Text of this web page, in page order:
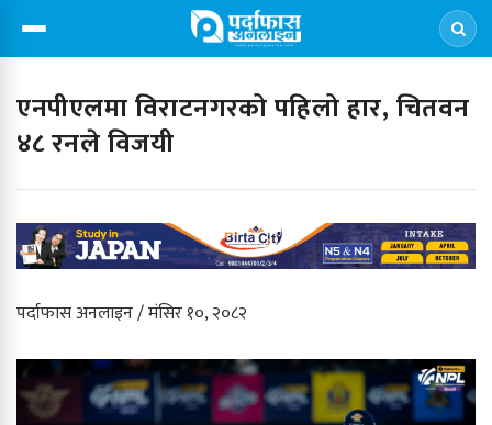
एनपीएलमा विराटनगरको पहिलो हार, चितवन
४८ रनले विजयी
पर्दाफास अनलाइन / मंसिर १०, २०८२